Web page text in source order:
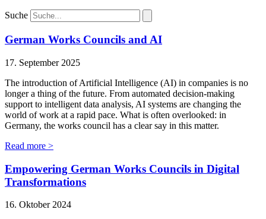
Suche
German Works Councils and AI
17. September 2025
The introduction of Artificial Intelligence (AI) in companies is no
longer a thing of the future. From automated decision-making
support to intelligent data analysis, AI systems are changing the
world of work at a rapid pace. What is often overlooked: in
Germany, the works council has a clear say in this matter.
Read more >
Empowering German Works Councils in Digital
Transformations
16. Oktober 2024